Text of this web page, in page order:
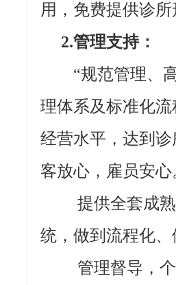
用，免费提供诊
2.管理支持：
“规范管理、高
理体系及标准化
经营水平，达到
客放心，雇员安心
提供全套成熟
统，做到流程化
管理督导，个